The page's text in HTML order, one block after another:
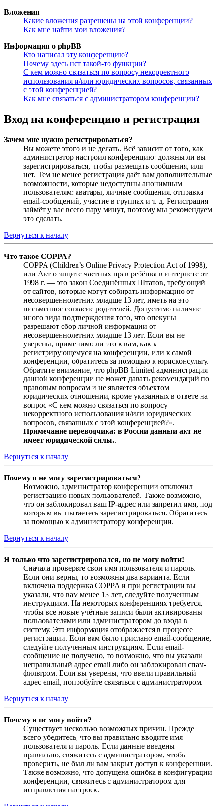
Вложения
Какие вложения разрешены на этой конференции?
Как мне найти мои вложения?
Информация о phpBB
Кто написал эту конференцию?
Почему здесь нет такой-то функции?
С кем можно связаться по вопросу некорректного
использования и/или юридических вопросов, связанных
с этой конференцией?
Как мне связаться с администратором конференции?
Вход на конференцию и регистрация
Зачем мне нужно регистрироваться?
Вы можете этого и не делать. Всё зависит от того, как
администратор настроил конференцию: должны ли вы
зарегистрироваться, чтобы размещать сообщения, или
нет. Тем не менее регистрация даёт вам дополнительные
возможности, которые недоступны анонимным
пользователям: аватары, личные сообщения, отправка
email-сообщений, участие в группах и т. д. Регистрация
займёт у вас всего пару минут, поэтому мы рекомендуем
это сделать.
Вернуться к началу
Что такое COPPA?
COPPA (Children’s Online Privacy Protection Act of 1998),
или Акт о защите частных прав ребёнка в интернете от
1998 г. — это закон Соединённых Штатов, требующий
от сайтов, которые могут собирать информацию от
несовершеннолетних младше 13 лет, иметь на это
письменное согласие родителей. Допустимо наличие
иного вида подтверждения того, что опекуны
разрешают сбор личной информации от
несовершеннолетних младше 13 лет. Если вы не
уверены, применимо ли это к вам, как к
регистрирующемуся на конференции, или к самой
конференции, обратитесь за помощью к юрисконсульту.
Обратите внимание, что phpBB Limited администрация
данной конференции не может давать рекомендаций по
правовым вопросам и не является объектом
юридических отношений, кроме указанных в ответе на
вопрос «С кем можно связаться по вопросу
некорректного использования и/или юридических
вопросов, связанных с этой конференцией?».
Примечание переводчика: в России данный акт не
имеет юридической силы..
Вернуться к началу
Почему я не могу зарегистрироваться?
Возможно, администратор конференции отключил
регистрацию новых пользователей. Также возможно,
что он заблокировал ваш IP-адрес или запретил имя, под
которым вы пытаетесь зарегистрироваться. Обратитесь
за помощью к администратору конференции.
Вернуться к началу
Я только что зарегистрировался, но не могу войти!
Сначала проверьте свои имя пользователя и пароль.
Если они верны, то возможны два варианта. Если
включена поддержка COPPA и при регистрации вы
указали, что вам менее 13 лет, следуйте полученным
инструкциям. На некоторых конференциях требуется,
чтобы все новые учётные записи были активированы
пользователями или администратором до входа в
систему. Эта информация отображается в процессе
регистрации. Если вам было прислано email-сообщение,
следуйте полученным инструкциям. Если email-
сообщение не получено, то возможно, что вы указали
неправильный адрес email либо он заблокирован спам-
фильтром. Если вы уверены, что ввели правильный
адрес email, попробуйте связаться с администратором.
Вернуться к началу
Почему я не могу войти?
Существует несколько возможных причин. Прежде
всего убедитесь, что вы правильно вводите имя
пользователя и пароль. Если данные введены
правильно, свяжитесь с администратором, чтобы
проверить, не был ли вам закрыт доступ к конференции.
Также возможно, что допущена ошибка в конфигурации
конференции, свяжитесь с администратором для
исправления настроек.